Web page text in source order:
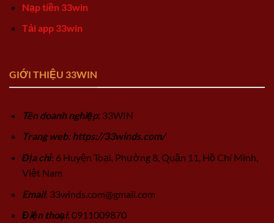
Nạp tiền 33win
Tải app 33win
GIỚI THIỆU 33WIN
Tên doanh nghiệp: 33WIN
Trang web: https://33winds.com/
Địa chỉ: 6 Huyện Toại, Phường 8, Quận 11, Hồ Chí Minh,
Việt Nam
Email: 33winds.com@gmail.com
Điện thoại: 0911009870